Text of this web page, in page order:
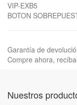
VIP-EXB5
BOTON
Garantía de
Compre ahora,
Nuestros